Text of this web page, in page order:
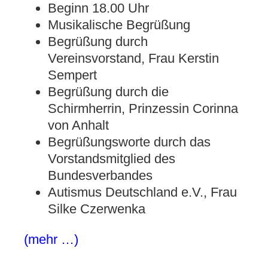
Beginn 18.00 Uhr
Musikalische Begrüßung
Begrüßung durch
Vereinsvorstand, Frau Kerstin
Sempert
Begrüßung durch die
Schirmherrin, Prinzessin Corinna
von Anhalt
Begrüßungsworte durch das
Vorstandsmitglied des
Bundesverbandes
Autismus Deutschland e.V., Frau
Silke Czerwenka
(mehr …)